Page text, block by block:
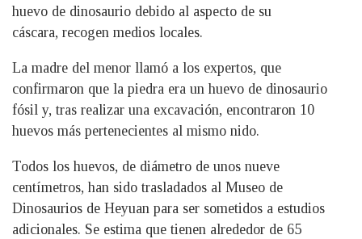
huevo de dinosaurio debido al aspecto de su
cáscara, recogen medios locales.
La madre del menor llamó a los expertos, que
confirmaron que la piedra era un huevo de dinosaurio
fósil y, tras realizar una excavación, encontraron 10
huevos más pertenecientes al mismo nido.
Todos los huevos, de diámetro de unos nueve
centímetros, han sido trasladados al Museo de
Dinosaurios de Heyuan para ser sometidos a estudios
adicionales. Se estima que tienen alrededor de 65